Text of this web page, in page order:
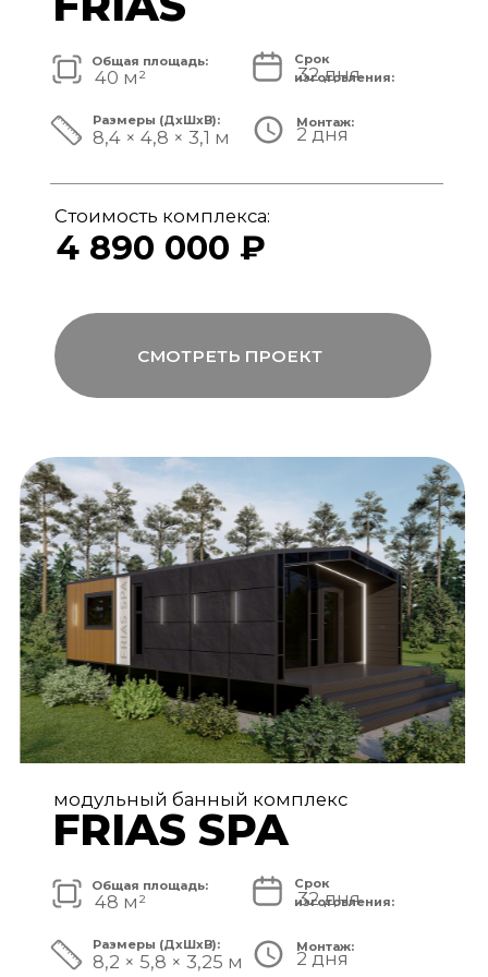
8 750 000 ₽
Стоимость комплекса:
5 дней
11,2 × 6,5 × 3,25 м
Размеры (ДxШxВ):
80 дней
Срок
изготовления:
72 м²
Общая площадь:
модульный банный комплекс
FRIAS PREMIUM
СМОТРЕТЬ ПРОЕКТ
5 820 000 ₽
СМОТРЕТЬ ПРОЕКТ